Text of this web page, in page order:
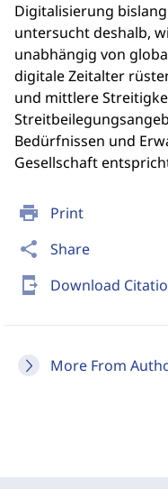
print Print
share Share
send_to_mobile Download
More From
Digitalisierung
untersucht deshalb,
unabhängig von
digitale Zeitalter
und mittlere
Bedürfnissen und
Gesellschaft